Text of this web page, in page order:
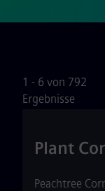
1 - 6 von 792
Ergebnisse
Plant
Peachtree